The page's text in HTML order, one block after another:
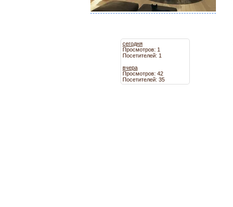
сегодня
Просмотров: 1
Посетителей: 1
вчера
Просмотров: 42
Посетителей: 35